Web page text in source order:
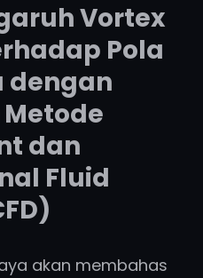
Vortex
Pola
dengan
dan
Fluid
akan membahas